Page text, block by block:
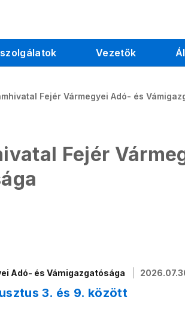
Vezetők
Fejér Vármegyei Adó- és
Fejér
Adó- és Vámigazgatósága
3. és 9. között